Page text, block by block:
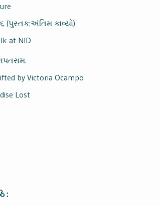
(પુસ્તક:અંતિમ કાવ્યો)
at NID
by Victoria Ocampo
Lost
: